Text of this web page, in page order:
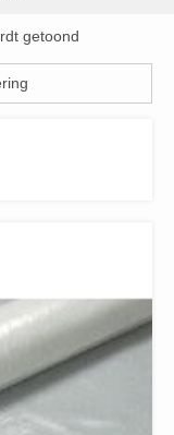
getoond